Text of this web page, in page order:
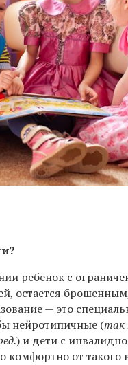
ребенок с
остается
— это
нейротипичные (так
) и дети с
комфортно от такого